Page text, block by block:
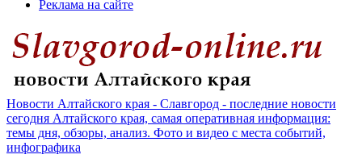
Реклама на сайте
Новости Алтайского края - Славгород - последние новости
сегодня Алтайского края, самая оперативная информация:
темы дня, обзоры, анализ. Фото и видео с места событий,
инфографика